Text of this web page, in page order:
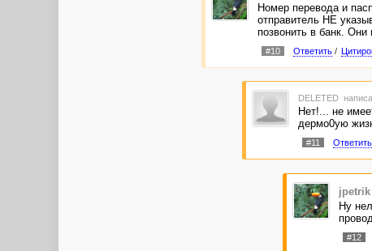
Номер перевода и
отправитель НЕ
позвонить в банк.
#10 Ответить/
DELETED
Нет!... не
дермо0ую
#11 Ответить
jpetrik
Ну
#12